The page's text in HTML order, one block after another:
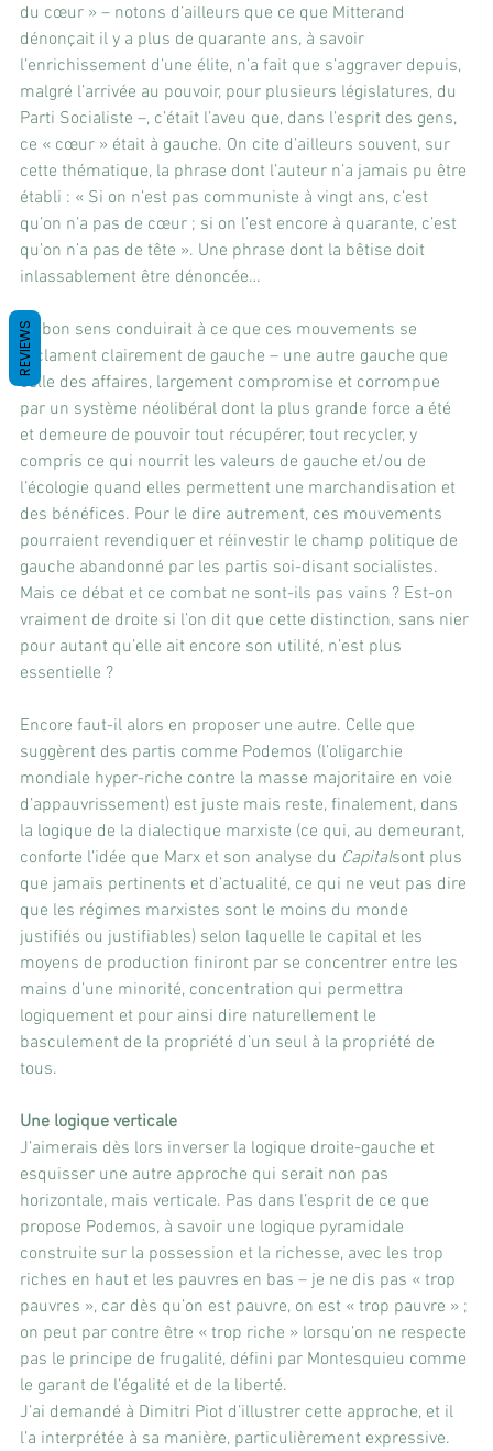
du cœur » – notons d’ailleurs que ce que Mitterand
dénonçait il y a plus de quarante ans, à savoir
l’enrichissement d’une élite, n’a fait que s’aggraver depuis,
malgré l’arrivée au pouvoir, pour plusieurs législatures, du
Parti Socialiste –, c’était l’aveu que, dans l’esprit des gens,
ce « cœur » était à gauche. On cite d’ailleurs souvent, sur
cette thématique, la phrase dont l’auteur n’a jamais pu être
établi : « Si on n’est pas communiste à vingt ans, c’est
qu’on n’a pas de cœur ; si on l’est encore à quarante, c’est
qu’on n’a pas de tête ». Une phrase dont la bêtise doit
inlassablement être dénoncée…
Le bon sens conduirait à ce que ces mouvements se
réclament clairement de gauche – une autre gauche que
celle des affaires, largement compromise et corrompue
par un système néolibéral dont la plus grande force a été
et demeure de pouvoir tout récupérer, tout recycler, y
compris ce qui nourrit les valeurs de gauche et/ou de
l’écologie quand elles permettent une marchandisation et
des bénéfices. Pour le dire autrement, ces mouvements
pourraient revendiquer et réinvestir le champ politique de
gauche abandonné par les partis soi-disant socialistes.
Mais ce débat et ce combat ne sont-ils pas vains ? Est-on
vraiment de droite si l’on dit que cette distinction, sans nier
pour autant qu’elle ait encore son utilité, n’est plus
essentielle ?
Encore faut-il alors en proposer une autre. Celle que
suggèrent des partis comme Podemos (l’oligarchie
mondiale hyper-riche contre la masse majoritaire en voie
d’appauvrissement) est juste mais reste, finalement, dans
la logique de la dialectique marxiste (ce qui, au demeurant,
conforte l’idée que Marx et son analyse du Capitalsont plus
que jamais pertinents et d’actualité, ce qui ne veut pas dire
que les régimes marxistes sont le moins du monde
justifiés ou justifiables) selon laquelle le capital et les
moyens de production finiront par se concentrer entre les
mains d’une minorité, concentration qui permettra
logiquement et pour ainsi dire naturellement le
basculement de la propriété d’un seul à la propriété de
tous.
Une logique verticale
J’aimerais dès lors inverser la logique droite-gauche et
esquisser une autre approche qui serait non pas
horizontale, mais verticale. Pas dans l’esprit de ce que
propose Podemos, à savoir une logique pyramidale
construite sur la possession et la richesse, avec les trop
riches en haut et les pauvres en bas – je ne dis pas « trop
pauvres », car dès qu’on est pauvre, on est « trop pauvre » ;
on peut par contre être « trop riche » lorsqu’on ne respecte
pas le principe de frugalité, défini par Montesquieu comme
le garant de l’égalité et de la liberté.
J’ai demandé à Dimitri Piot d’illustrer cette approche, et il
l’a interprétée à sa manière, particulièrement expressive.
REVIEWS